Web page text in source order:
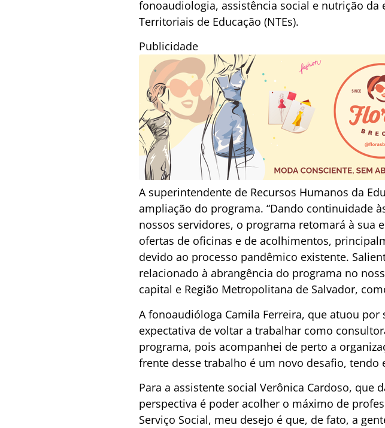
fonoaudiologia, assistência social e nutrição
Territoriais de Educação (NTEs).
Publicidade
A superintendente de Recursos Humanos da
ampliação do programa. “Dando continuidade
nossos servidores, o programa retomará à sua
ofertas de oficinas e de acolhimentos,
devido ao processo pandêmico existente.
relacionado à abrangência do programa no
capital e Região Metropolitana de Salvador,
A fonoaudióloga Camila Ferreira, que atuou
expectativa de voltar a trabalhar como
programa, pois acompanhei de perto a
frente desse trabalho é um novo desafio, tendo
Para a assistente social Verônica Cardoso, que
perspectiva é poder acolher o máximo de
Serviço Social, meu desejo é que, de fato, a